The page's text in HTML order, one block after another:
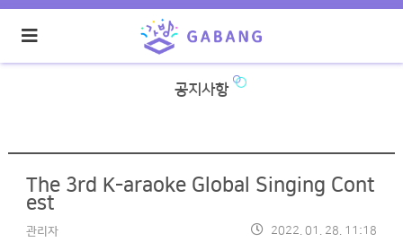
공지사항
The 3rd K-araoke Global Singing Cont
est
관리자 2022. 01. 28. 11:18